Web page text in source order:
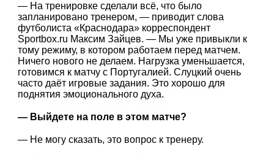
— На тренировке сделали всё, что было
запланировано тренером, — приводит слова
футболиста «Краснодара» корреспондент
Sportbox.ru Максим Зайцев. — Мы уже привыкли к
тому режиму, в котором работаем перед матчем.
Ничего нового не делаем. Нагрузка уменьшается,
готовимся к матчу с Португалией. Слуцкий очень
часто даёт игровые задания. Это хорошо для
поднятия эмоционального духа.
— Выйдете на поле в этом матче?
— Не могу сказать, это вопрос к тренеру.